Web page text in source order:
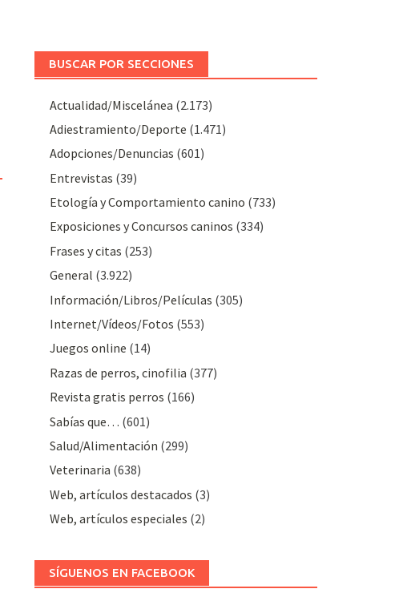
BUSCAR POR SECCIONES
Actualidad/Miscelánea (2.173)
Adiestramiento/Deporte (1.471)
Adopciones/Denuncias (601)
Entrevistas (39)
Etología y Comportamiento canino (733)
Exposiciones y Concursos caninos (334)
Frases y citas (253)
General (3.922)
Información/Libros/Películas (305)
Internet/Vídeos/Fotos (553)
Juegos online (14)
Razas de perros, cinofilia (377)
Revista gratis perros (166)
Sabías que… (601)
Salud/Alimentación (299)
Veterinaria (638)
Web, artículos destacados (3)
Web, artículos especiales (2)
SÍGUENOS EN FACEBOOK